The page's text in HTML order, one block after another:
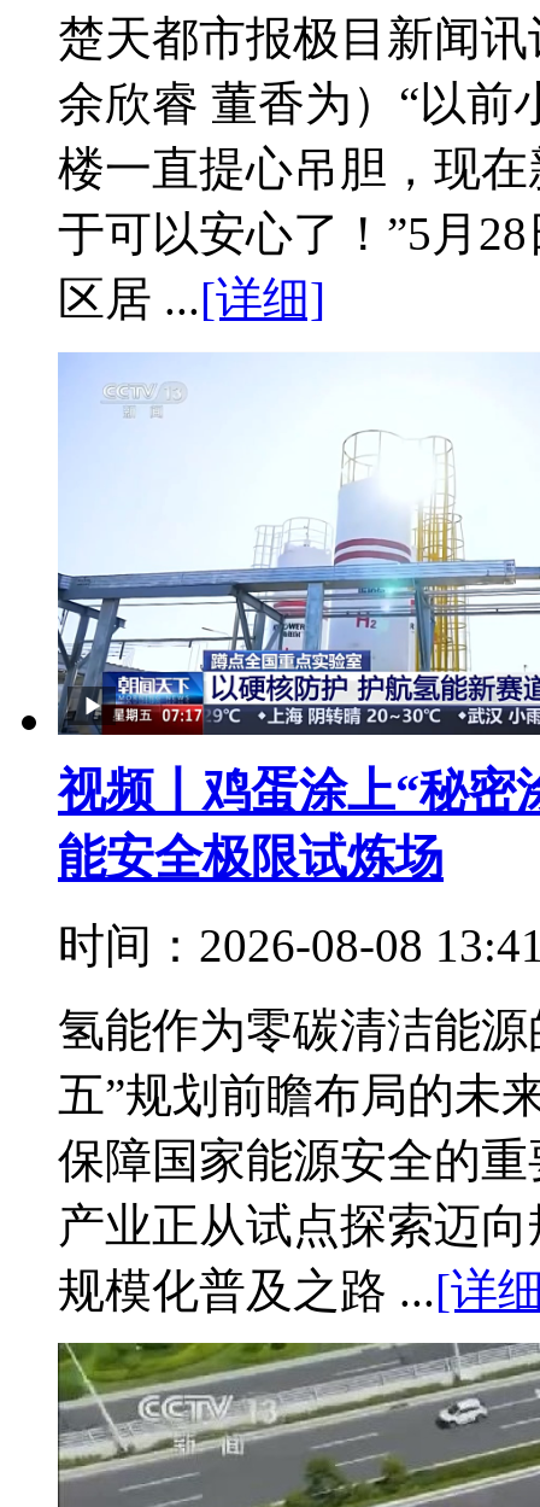
楚天都市报极目新闻
余欣睿 董香为）“以前
楼一直提心吊胆，现
于可以安心了！”5月
区居 ...[详细]
视频丨鸡蛋涂上“秘密
能安全极限试炼场
时间：2026-08-08
氢能作为零碳清洁能
五”规划前瞻布局的未
保障国家能源安全的
产业正从试点探索迈
规模化普及之路 ...[详